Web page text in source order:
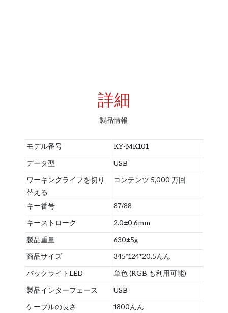
詳細
製品情報
モデル番号
KY-MK101
データ型
USB
ワーキングライフを切り
替える
コンテンツ 5,000 万回
キー番号 87/88
キーストローク
2.0±0.6mm
製品重量
630±5g
商品サイズ
345*124*20.5んん
バックライトLED
単色 (RGB も利用可能)
製品インターフェース
USB
ケーブルの長さ
1800んん